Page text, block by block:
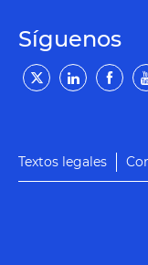
Síguenos
Textos legales